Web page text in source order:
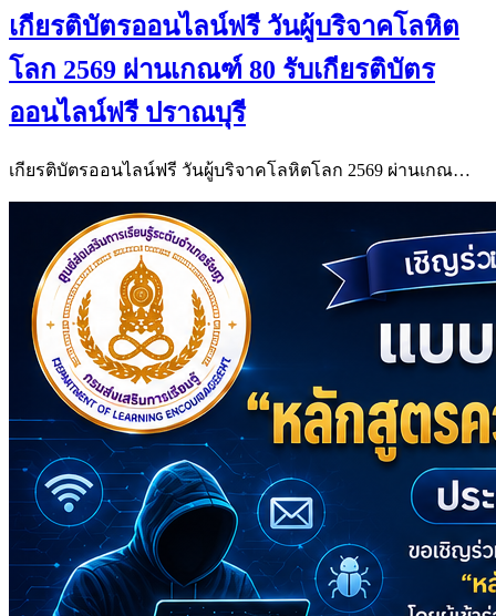
เกียรติบัตรออนไลน์ฟรี วันผู้บริจาคโลหิต
โลก 2569 ผ่านเกณฑ์ 80 รับเกียรติบัตร
ออนไลน์ฟรี ปราณบุรี
เกียรติบัตรออนไลน์ฟรี วันผู้บริจาคโลหิตโลก 2569 ผ่านเกณ…